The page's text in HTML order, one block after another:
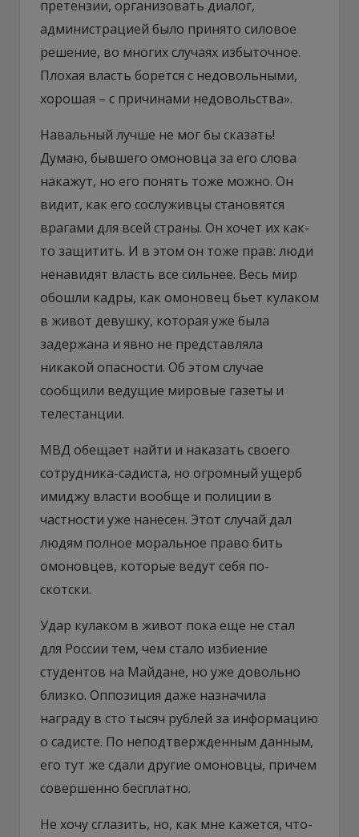
претензии, организовать диалог,
администрацией было принято силовое
решение, во многих случаях избыточное.
Плохая власть борется с недовольными,
хорошая – с причинами недовольства».
Навальный лучше не мог бы сказать!
Думаю, бывшего омоновца за его слова
накажут, но его понять тоже можно. Он
видит, как его сослуживцы становятся
врагами для всей страны. Он хочет их как-
то защитить. И в этом он тоже прав: люди
ненавидят власть все сильнее. Весь мир
обошли кадры, как омоновец бьет кулаком
в живот девушку, которая уже была
задержана и явно не представляла
никакой опасности. Об этом случае
сообщили ведущие мировые газеты и
телестанции.
МВД обещает найти и наказать своего
сотрудника-садиста, но огромный ущерб
имиджу власти вообще и полиции в
частности уже нанесен. Этот случай дал
людям полное моральное право бить
омоновцев, которые ведут себя по-
скотски.
Удар кулаком в живот пока еще не стал
для России тем, чем стало избиение
студентов на Майдане, но уже довольно
близко. Оппозиция даже назначила
награду в сто тысяч рублей за информацию
о садисте. По неподтвержденным данным,
его тут же сдали другие омоновцы, причем
совершенно бесплатно.
Не хочу сглазить, но, как мне кажется, что-